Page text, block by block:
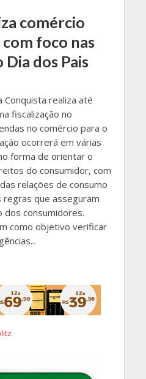
comércio
foco nas
dos Pais
Conquista realiza até
fiscalização no
no comércio para o
ocorrerá em várias
forma de orientar o
do consumidor, com
relações de consumo
que asseguram
dos consumidores.
como objetivo verificar